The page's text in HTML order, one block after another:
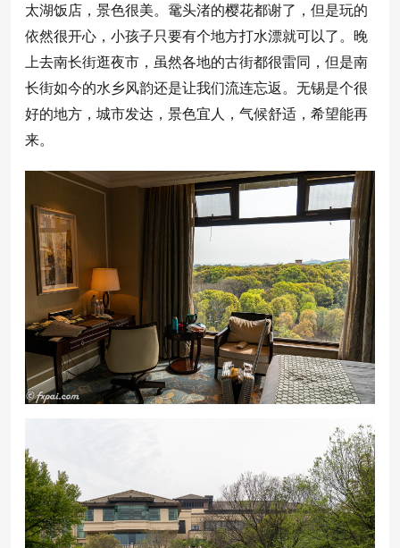
太湖饭店，景色很美。鼋头渚的樱花都谢了，但是玩的
依然很开心，小孩子只要有个地方打水漂就可以了。晚
上去南长街逛夜市，虽然各地的古街都很雷同，但是南
长街如今的水乡风韵还是让我们流连忘返。无锡是个很
好的地方，城市发达，景色宜人，气候舒适，希望能再
来。